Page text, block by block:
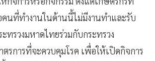
คนที่ทำงานในด้านนี้ไม่มีงานทำและรับ
ทรวงมหาดไทยร่วมกับกระทรวง
รการที่จะควบคุมโรค เพื่อให้เปิดกิจการ